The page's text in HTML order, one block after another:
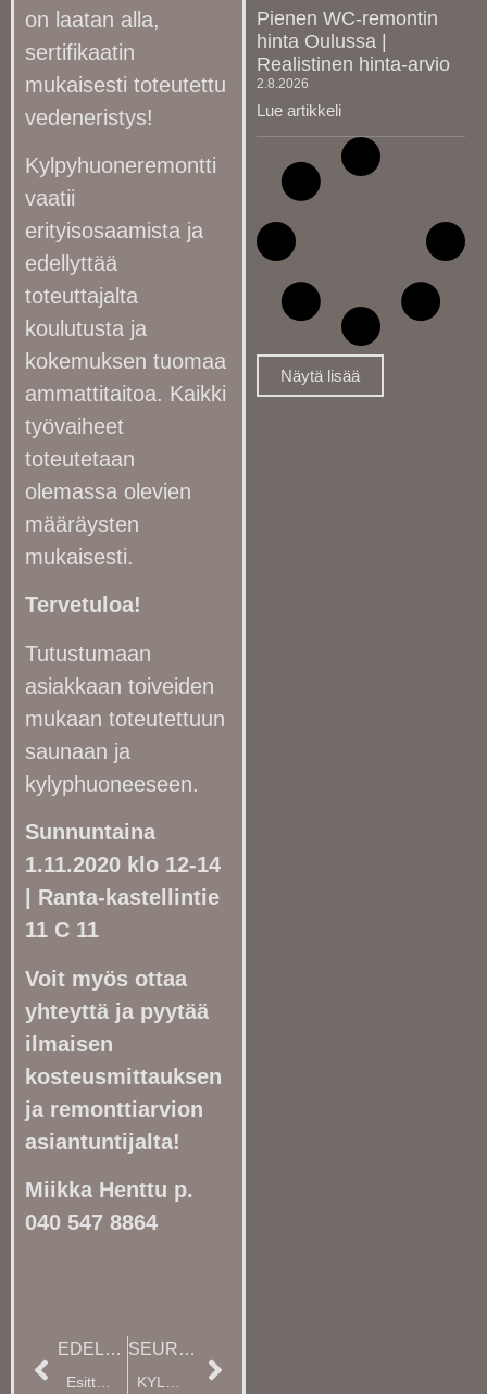
on laatan alla,
sertifikaatin
mukaisesti toteutettu
vedeneristys!
Kylpyhuoneremontti
vaatii
erityisosaamista ja
edellyttää
toteuttajalta
koulutusta ja
kokemuksen tuomaa
ammattitaitoa. Kaikki
työvaiheet
toteutetaan
olemassa olevien
määräysten
mukaisesti.
Tervetuloa!
Tutustumaan
asiakkaan toiveiden
mukaan toteutettuun
saunaan ja
kylyphuoneeseen.
Sunnuntaina
1.11.2020 klo 12-14
| Ranta-kastellintie
11 C 11
Voit myös ottaa
yhteyttä ja pyytää
ilmaisen
kosteusmittauksen
ja remonttiarvion
asiantuntijalta!
Miikka Henttu p.
040 547 8864
EDELLINEN SEURAAVA
Pienen WC-remontin
hinta Oulussa |
Realistinen hinta-arvio
2.8.2026
Lue artikkeli
Näytä lisää